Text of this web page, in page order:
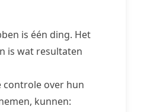
is één ding. Het
is wat resultaten
controle over hun
kunnen: